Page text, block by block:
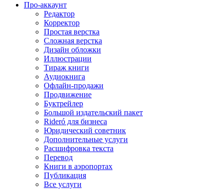
Про-аккаунт
Редактор
Корректор
Простая верстка
Сложная верстка
Дизайн обложки
Иллюстрации
Тираж книги
Аудиокнига
Офлайн-продажи
Продвижение
Буктрейлер
Большой издательский пакет
Rideró для бизнеса
Юридический советник
Дополнительные услуги
Расшифровка текста
Перевод
Книги в аэропортах
Публикация
Все услуги